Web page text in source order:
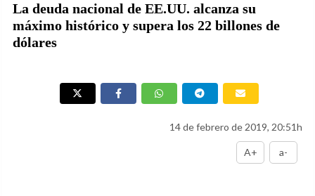
La deuda nacional de EE.UU. alcanza su
máximo histórico y supera los 22 billones de
dólares
14 de febrero de 2019, 20:51h
A+ a-